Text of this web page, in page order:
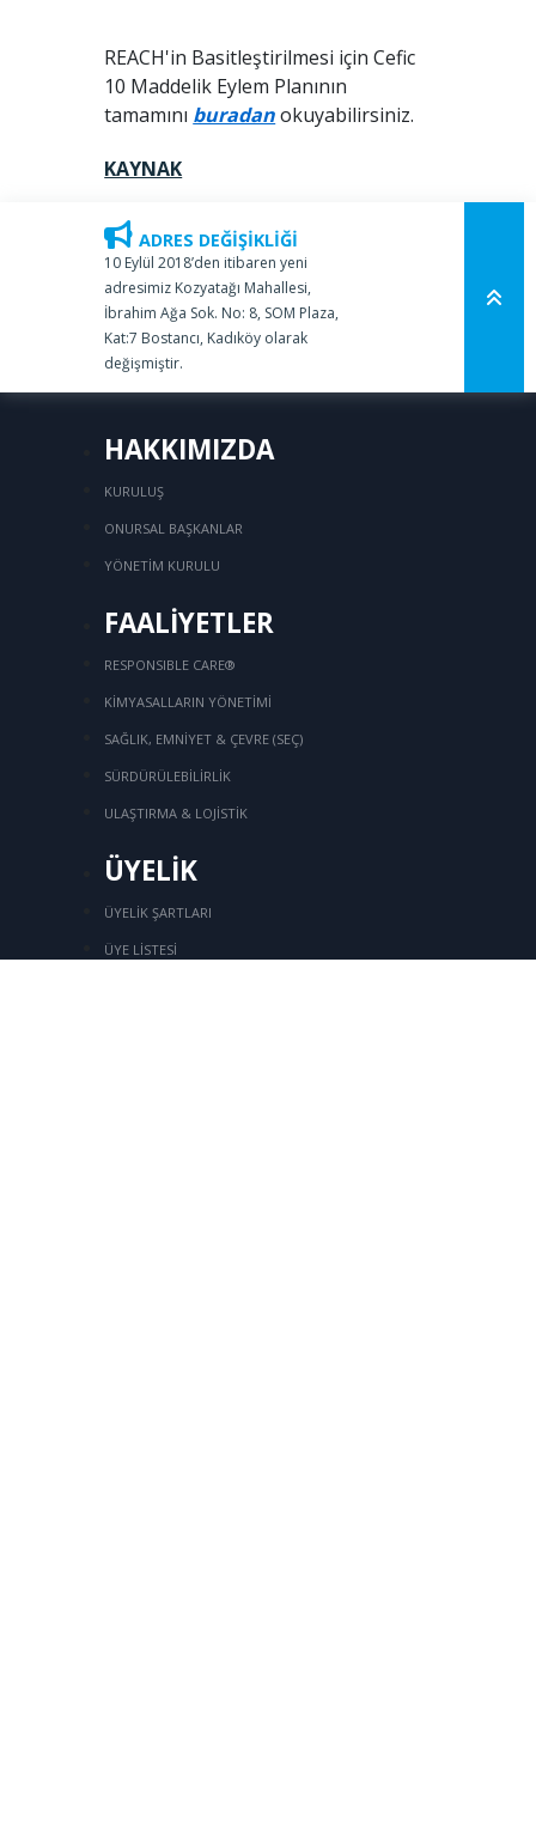
REACH'in Basitleştirilmesi için Cefic
10 Maddelik Eylem Planının
tamamını buradanokuyabilirsiniz.
KAYNAK
ADRES DEĞİŞİKLİĞİ
10 Eylül 2018’den itibaren yeni
adresimiz Kozyatağı Mahallesi,
İbrahim Ağa Sok. No: 8, SOM Plaza,
Kat:7 Bostancı, Kadıköy olarak
değişmiştir.
HAKKIMIZDA
KURULUŞ
ONURSAL BAŞKANLAR
YÖNETİM KURULU
FAALİYETLER
RESPONSIBLE CARE®
KİMYASALLARIN YÖNETİMİ
SAĞLIK, EMNİYET & ÇEVRE (SEÇ)
SÜRDÜRÜLEBİLİRLİK
ULAŞTIRMA & LOJİSTİK
ÜYELİK
ÜYELİK ŞARTLARI
ÜYE LİSTESİ